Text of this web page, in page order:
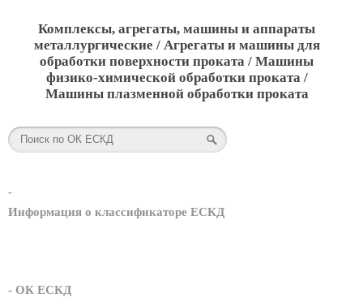
Комплексы, агрегаты, машины и аппараты
металлургические / Агрегаты и машины для
обработки поверхности проката / Машины
физико-химической обработки проката /
Машины плазменной обработки проката
-
Информация о классификаторе ЕСКД
- ОК ЕСКД